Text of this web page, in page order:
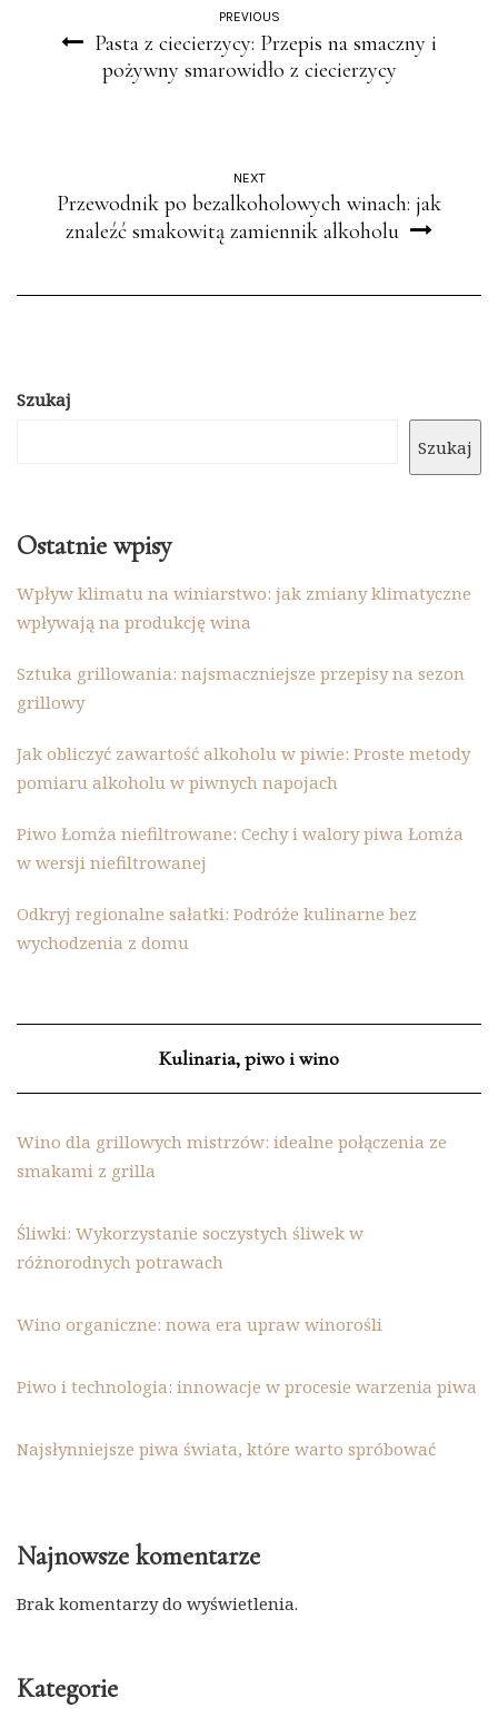
PREVIOUS
Pasta z ciecierzycy: Przepis na smaczny i
pożywny smarowidło z ciecierzycy
NEXT
Przewodnik po bezalkoholowych winach: jak
znaleźć smakowitą zamiennik alkoholu
Szukaj
Szukaj
Ostatnie wpisy
Wpływ klimatu na winiarstwo: jak zmiany klimatyczne
wpływają na produkcję wina
Sztuka grillowania: najsmaczniejsze przepisy na sezon
grillowy
Jak obliczyć zawartość alkoholu w piwie: Proste metody
pomiaru alkoholu w piwnych napojach
Piwo Łomża niefiltrowane: Cechy i walory piwa Łomża
w wersji niefiltrowanej
Odkryj regionalne sałatki: Podróże kulinarne bez
wychodzenia z domu
Kulinaria, piwo i wino
Wino dla grillowych mistrzów: idealne połączenia ze
smakami z grilla
Śliwki: Wykorzystanie soczystych śliwek w
różnorodnych potrawach
Wino organiczne: nowa era upraw winorośli
Piwo i technologia: innowacje w procesie warzenia piwa
Najsłynniejsze piwa świata, które warto spróbować
Najnowsze komentarze
Brak komentarzy do wyświetlenia.
Kategorie